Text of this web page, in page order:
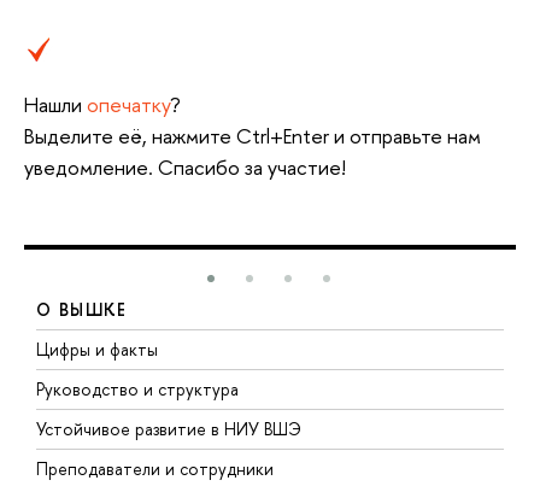
Нашли опечатку?
Выделите её, нажмите Ctrl+Enter и отправьте нам
уведомление. Спасибо за участие!
О ВЫШКЕ
Цифры и факты
Руководство и структура
Устойчивое развитие в НИУ ВШЭ
Преподаватели и сотрудники